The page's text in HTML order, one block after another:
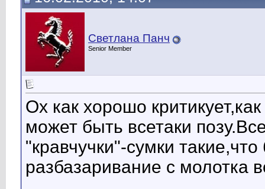
Светлана Панч
Senior Member
Ох как хорошо
может быть всетаки
"кравчучки"-сумки
разбазаривание с молотка